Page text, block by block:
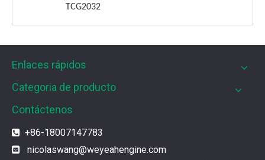
Los filtros UPF de Weyeah son ideales para motores
TCG2032
Enlaces rápidos
Categoria de producto
Contáctenos
 +86-18007147783
 nicolaswang@weyeahengine.com